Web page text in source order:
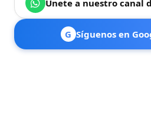
Únete a nuestro canal
G Síguenos en